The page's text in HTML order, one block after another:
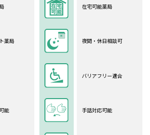
在宅可能薬局
薬局 夜間・休日相談可
バリアフリー適合
能 手話対応可能